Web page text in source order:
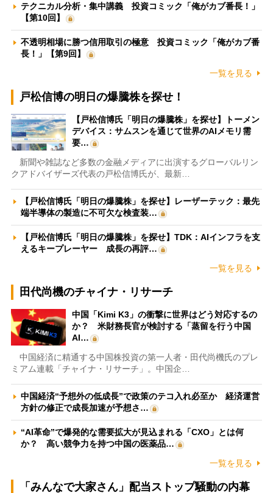
テクニカル分析・集中講義 投資コミック「俺がカブ番長！」
【第10回】
不透明相場に勝つ信用取引の極意 投資コミック「俺がカブ番
長！」【第9回】
一覧を見る
戸松信博の明日の爆騰株を探せ！
【戸松信博氏「明日の爆騰株」を探せ】トーメン
デバイス：サムスンを通じて世界のAIメモリ需
要…
新聞や雑誌など多数の金融メディアに出演するグローバルリン
クアドバイザーズ代表の戸松信博氏が、最新…
【戸松信博氏「明日の爆騰株」を探せ】レーザーテック：最先
端半導体の製造に不可欠な検査装…
【戸松信博氏「明日の爆騰株」を探せ】TDK：AIインフラを支
えるキープレーヤー 成長の再評…
一覧を見る
田代尚機のチャイナ・リサーチ
中国「Kimi K3」の衝撃に世界はどう対応するの
か？ 米財務長官が検討する「蒸留を行う中国
AI…
中国経済に精通する中国株投資の第一人者・田代尚機氏のプレ
ミアム連載「チャイナ・リサーチ」。中国企…
中国経済“予想外の低成長”で政策のテコ入れ必至か 経済運営
方針の修正で成長加速が予想さ…
“AI革命”で爆発的な需要拡大が見込まれる「CXO」とは何
か？ 高い競争力を持つ中国の医薬品…
一覧を見る
「みんなで大家さん」配当ストップ騒動の内幕